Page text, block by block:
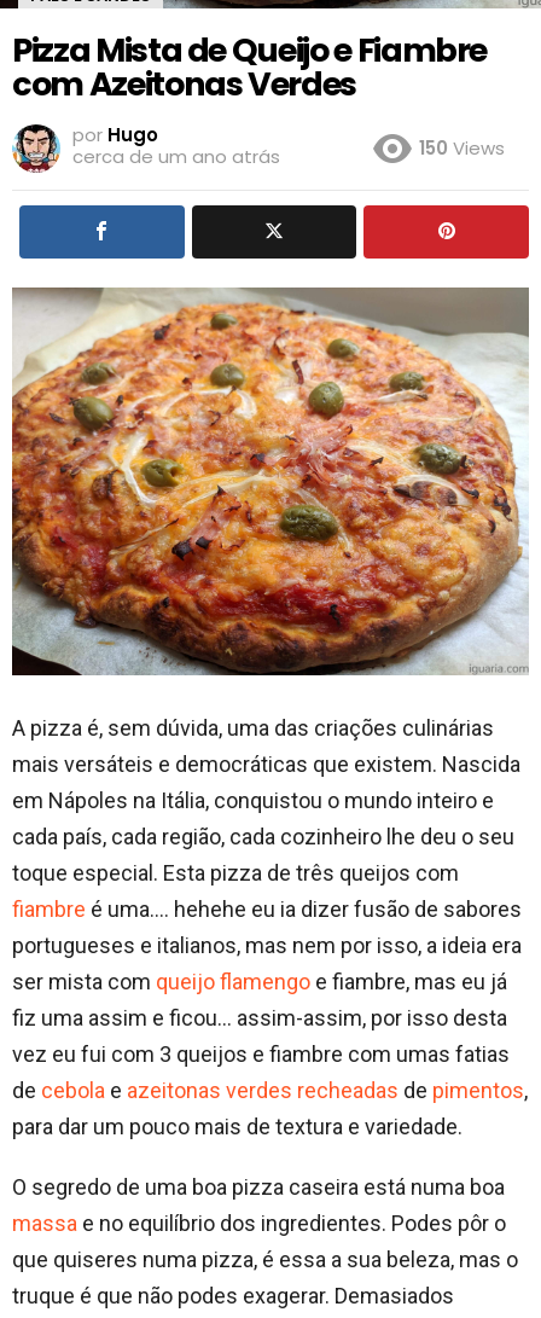
Pizza Mista de Queijo e Fiambre
com Azeitonas Verdes
por Hugo
cerca de um ano atrás
150 Views
A pizza é, sem dúvida, uma das criações culinárias
mais versáteis e democráticas que existem. Nascida
em Nápoles na Itália, conquistou o mundo inteiro e
cada país, cada região, cada cozinheiro lhe deu o seu
toque especial. Esta pizza de três queijos com
fiambre é uma…. hehehe eu ia dizer fusão de sabores
portugueses e italianos, mas nem por isso, a ideia era
ser mista com queijo flamengo e fiambre, mas eu já
fiz uma assim e ficou… assim-assim, por isso desta
vez eu fui com 3 queijos e fiambre com umas fatias
de cebola e azeitonas verdes recheadas de pimentos,
para dar um pouco mais de textura e variedade.
O segredo de uma boa pizza caseira está numa boa
massa e no equilíbrio dos ingredientes. Podes pôr o
que quiseres numa pizza, é essa a sua beleza, mas o
truque é que não podes exagerar. Demasiados